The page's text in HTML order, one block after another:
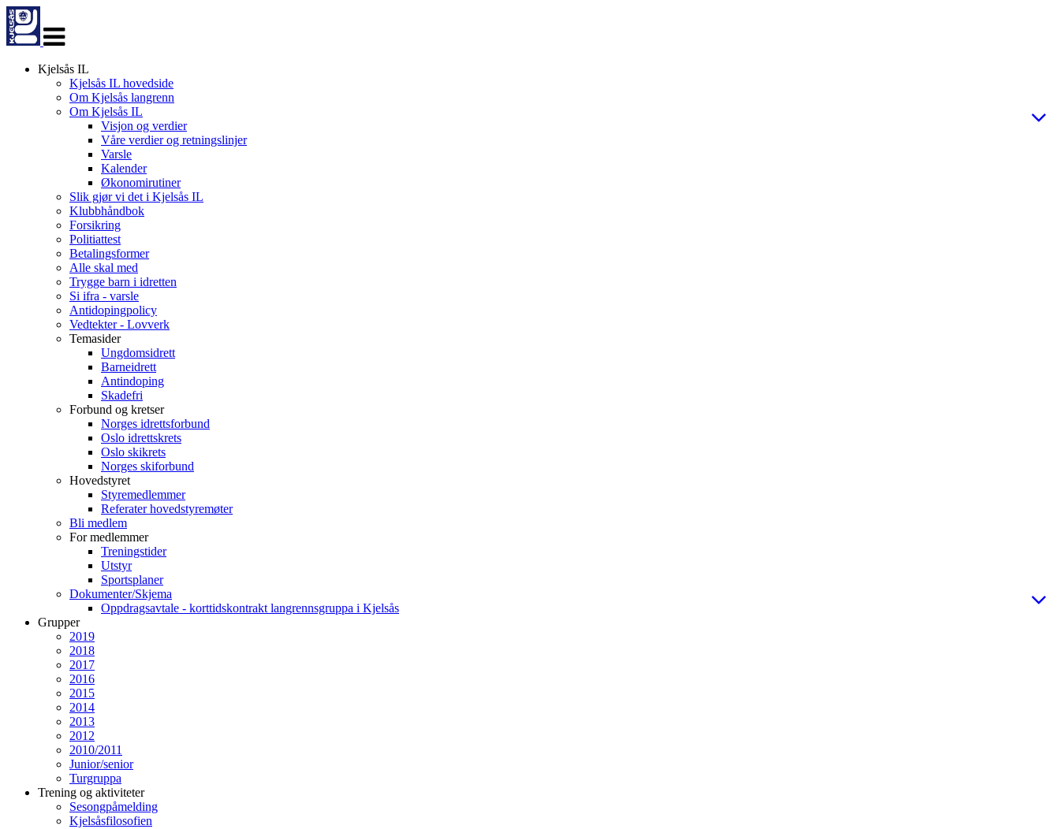
navigasjon
Kjelsås IL
Kjelsås IL hovedside
Om Kjelsås langrenn
Om Kjelsås IL
Visjon og verdier
Våre verdier og retningslinjer
Varsle
Kalender
Økonomirutiner
Slik gjør vi det i Kjelsås IL
Klubbhåndbok
Forsikring
Politiattest
Betalingsformer
Alle skal med
Trygge barn i idretten
Si ifra - varsle
Antidopingpolicy
Vedtekter - Lovverk
Temasider
Ungdomsidrett
Barneidrett
Antindoping
Skadefri
Forbund og kretser
Norges idrettsforbund
Oslo idrettskrets
Oslo skikrets
Norges skiforbund
Hovedstyret
Styremedlemmer
Referater hovedstyremøter
Bli medlem
For medlemmer
Treningstider
Utstyr
Sportsplaner
Dokumenter/Skjema
Oppdragsavtale - korttidskontrakt langrennsgruppa i Kjelsås
Grupper
2019
2018
2017
2016
2015
2014
2013
2012
2010/2011
Junior/senior
Turgruppa
Trening og aktiviteter
Sesongpåmelding
Kjelsåsfilosofien